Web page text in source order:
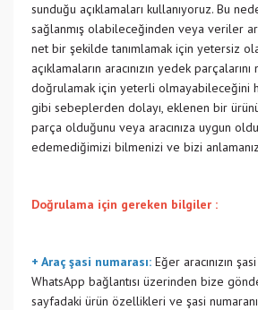
sunduğu açıklamaları kullanıyoruz. Bu
sağlanmış olabileceğinden veya veriler
net bir şekilde tanımlamak için yetersiz
açıklamaların aracınızın yedek
doğrulamak için yeterli olmayabileceğini
gibi sebeplerden dolayı, eklenen bir
parça olduğunu veya aracınıza uygun
edemediğimizi bilmenizi ve bizi
Doğrulama için gereken bilgiler :
+ Araç şasi numarası: Eğer aracınızın
WhatsApp bağlantısı üzerinden bize
sayfadaki ürün özellikleri ve şasi